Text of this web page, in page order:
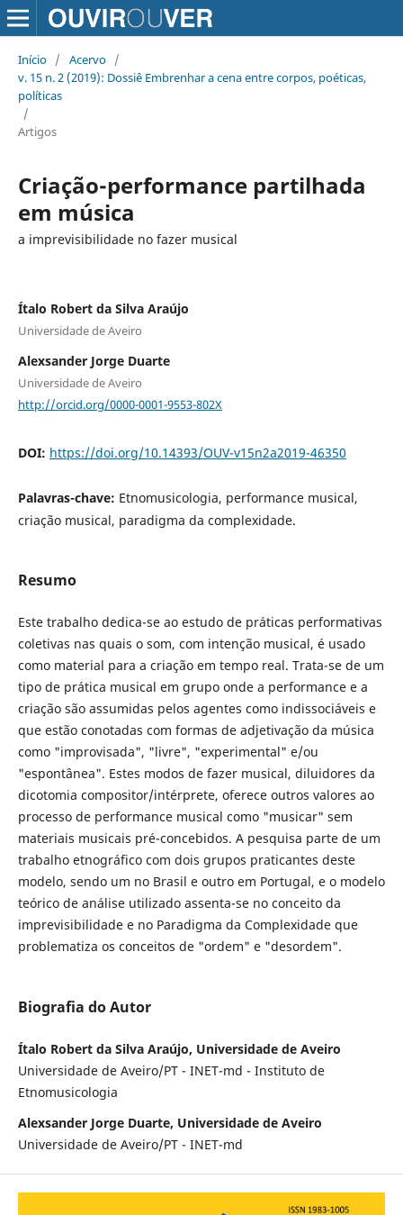
Início / Acervo /
v. 15 n. 2 (2019): Dossiê Embrenhar a cena entre corpos, poéticas,
políticas
/
Artigos
Criação-performance partilhada
em música
a imprevisibilidade no fazer musical
Ítalo Robert da Silva Araújo
Universidade de Aveiro
Alexsander Jorge Duarte
Universidade de Aveiro
http://orcid.org/0000-0001-9553-802X
DOI: https://doi.org/10.14393/OUV-v15n2a2019-46350
Palavras-chave: Etnomusicologia, performance musical,
criação musical, paradigma da complexidade.
Resumo
Este trabalho dedica-se ao estudo de práticas performativas
coletivas nas quais o som, com intenção musical, é usado
como material para a criação em tempo real. Trata-se de um
tipo de prática musical em grupo onde a performance e a
criação são assumidas pelos agentes como indissociáveis e
que estão conotadas com formas de adjetivação da música
como "improvisada", "livre", "experimental" e/ou
"espontânea". Estes modos de fazer musical, diluidores da
dicotomia compositor/intérprete, oferece outros valores ao
processo de performance musical como "musicar" sem
materiais musicais pré-concebidos. A pesquisa parte de um
trabalho etnográfico com dois grupos praticantes deste
modelo, sendo um no Brasil e outro em Portugal, e o modelo
teórico de análise utilizado assenta-se no conceito da
imprevisibilidade e no Paradigma da Complexidade que
problematiza os conceitos de "ordem" e "desordem".
Biografia do Autor
Ítalo Robert da Silva Araújo, Universidade de Aveiro
Universidade de Aveiro/PT - INET-md - Instituto de
Etnomusicologia
Alexsander Jorge Duarte, Universidade de Aveiro
Universidade de Aveiro/PT - INET-md